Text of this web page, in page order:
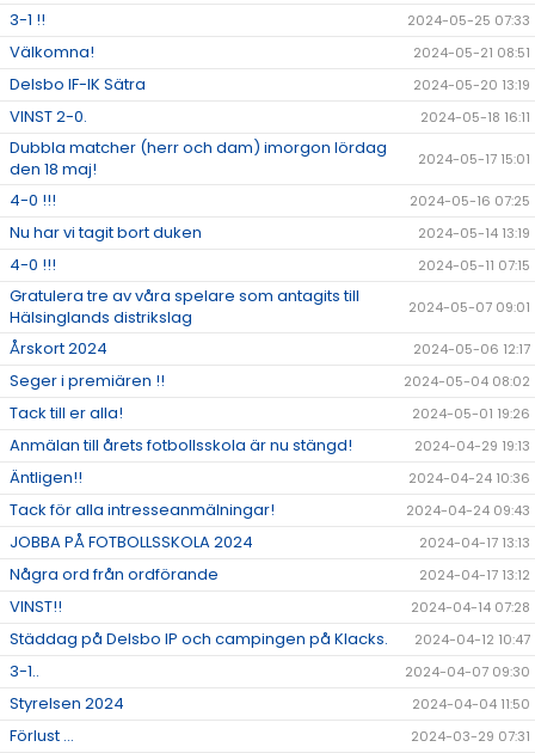
3-1 !! 2024-05-25 07:33
Välkomna! 2024-05-21 08:51
Delsbo IF-IK Sätra 2024-05-20 13:19
VINST 2-0. 2024-05-18 16:11
Dubbla matcher (herr och dam) imorgon lördag
den 18 maj!
2024-05-17 15:01
4-0 !!! 2024-05-16 07:25
Nu har vi tagit bort duken 2024-05-14 13:19
4-0 !!! 2024-05-11 07:15
Gratulera tre av våra spelare som antagits till
Hälsinglands distrikslag
2024-05-07 09:01
Årskort 2024 2024-05-06 12:17
Seger i premiären !! 2024-05-04 08:02
Tack till er alla! 2024-05-01 19:26
Anmälan till årets fotbollsskola är nu stängd! 2024-04-29 19:13
Äntligen!! 2024-04-24 10:36
Tack för alla intresseanmälningar! 2024-04-24 09:43
JOBBA PÅ FOTBOLLSSKOLA 2024 2024-04-17 13:13
Några ord från ordförande 2024-04-17 13:12
VINST!! 2024-04-14 07:28
Städdag på Delsbo IP och campingen på Klacks. 2024-04-12 10:47
3-1.. 2024-04-07 09:30
Styrelsen 2024 2024-04-04 11:50
Förlust ... 2024-03-29 07:31